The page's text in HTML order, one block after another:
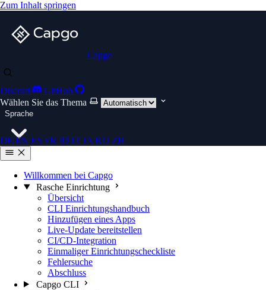
Zum Inhalt springen
Capgo
Discord
GitHub
Wählen Sie das Thema
Sprache
DE EN ES FR ID IT JA KO ZH
Willkommen bei Capgo
Rasche Einrichtung
Übersicht
CLI Einrichtungshandbuch
Hinzufügen eines Apps
Live-Update bereitstellen
CI/CD-Integration
Einmaliger Einrichtungscheckliste
Fehlersuche
Abschluss
Capgo CLI